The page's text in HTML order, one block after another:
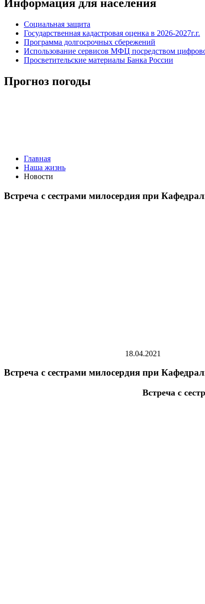
Информация для населения
Социальная защита
Государственная кадастровая оценка в 2026-2027г.г.
Программа долгосрочных сбережений
Использование сервисов МФЦ посредством
Просветительские материалы Банка России
Прогноз погоды
Главная
Наша жизнь
Новости
Встреча с сестрами милосердия при
18.04.2021
Встреча с сестрами милосердия при
Встреча с